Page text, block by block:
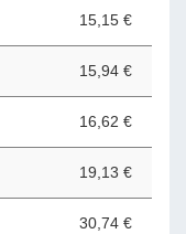
15,15 €
15,94 €
16,62 €
19,13 €
30,74 €